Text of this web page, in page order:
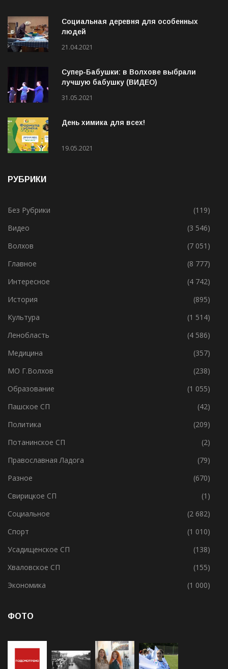
Социальная деревня для особенных
людей
21.04.2021
Супер-Бабушки: в Волхове выбрали
лучшую бабушку (ВИДЕО)
31.05.2021
День химика для всех!
19.05.2021
РУБРИКИ
Без Рубрики
(119)
Видео
(3 546)
Волхов
(7 051)
Главное
(8 777)
Интересное
(4 742)
История
(895)
Культура
(1 514)
Ленобласть
(4 586)
Медицина
(357)
МО Г.Волхов
(238)
Образование
(1 055)
Пашское СП
(42)
Политика
(209)
Потанинское СП
(2)
Православная Ладога
(79)
Разное
(670)
Свирицкое СП
(1)
Социальное
(2 682)
Спорт
(1 010)
Усадищенское СП
(138)
Хваловское СП
(155)
Экономика
(1 000)
ФОТО